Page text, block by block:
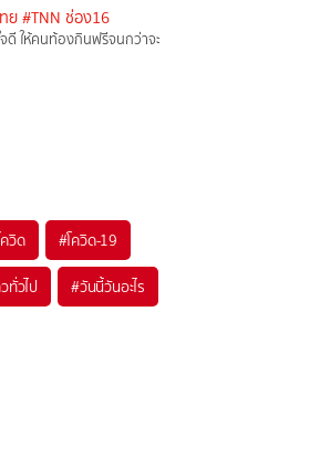
ย #TNN ช่อง16
ดี ให้คนท้องกินฟรีจนกว่าจะ
วิด #โควิด-19
ทั่วไป #วันนี้วันอะไร